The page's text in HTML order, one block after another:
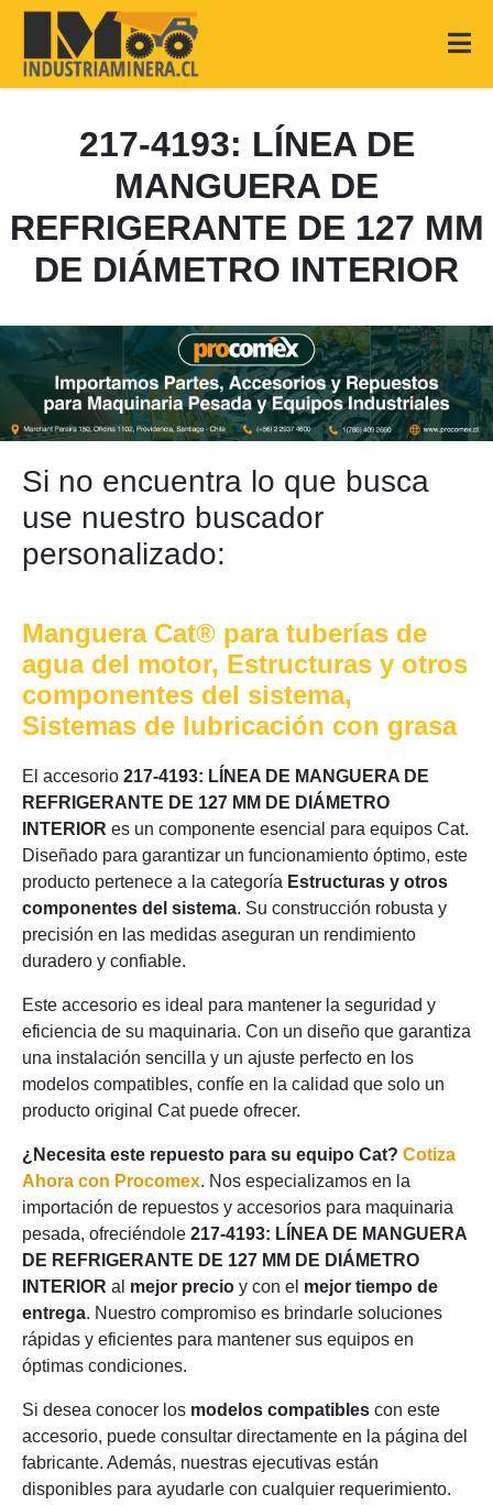
217-4193: LÍNEA DE
MANGUERA DE
REFRIGERANTE DE 127 MM
DE DIÁMETRO INTERIOR
Si no encuentra lo que busca
use nuestro buscador
personalizado:
Manguera Cat® para tuberías de
agua del motor, Estructuras y otros
componentes del sistema,
Sistemas de lubricación con grasa
El accesorio 217-4193: LÍNEA DE MANGUERA DE
REFRIGERANTE DE 127 MM DE DIÁMETRO
INTERIOR es un componente esencial para equipos Cat.
Diseñado para garantizar un funcionamiento óptimo, este
producto pertenece a la categoría Estructuras y otros
componentes del sistema. Su construcción robusta y
precisión en las medidas aseguran un rendimiento
duradero y confiable.
Este accesorio es ideal para mantener la seguridad y
eficiencia de su maquinaria. Con un diseño que garantiza
una instalación sencilla y un ajuste perfecto en los
modelos compatibles, confíe en la calidad que solo un
producto original Cat puede ofrecer.
¿Necesita este repuesto para su equipo Cat? Cotiza
Ahora con Procomex. Nos especializamos en la
importación de repuestos y accesorios para maquinaria
pesada, ofreciéndole 217-4193: LÍNEA DE MANGUERA
DE REFRIGERANTE DE 127 MM DE DIÁMETRO
INTERIOR al mejor precio y con el mejor tiempo de
entrega. Nuestro compromiso es brindarle soluciones
rápidas y eficientes para mantener sus equipos en
óptimas condiciones.
Si desea conocer los modelos compatibles con este
accesorio, puede consultar directamente en la página del
fabricante. Además, nuestras ejecutivas están
disponibles para ayudarle con cualquier requerimiento.